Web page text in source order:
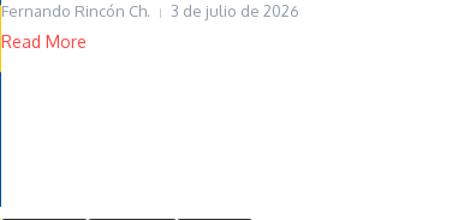
Fernando Rincón Ch. 3 de julio de 2026
Read More